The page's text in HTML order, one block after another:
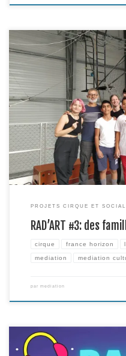
Du 22 au 27 octobre, durant la
deux familles accompagnées par
emparées du studio radio de la
Commun Au programme,
croisées, préparation de
PROJETS CIRQUE ET SOCIAL
RAD’ART #3: des
cirque france horizon
mediation mediation
par mediation